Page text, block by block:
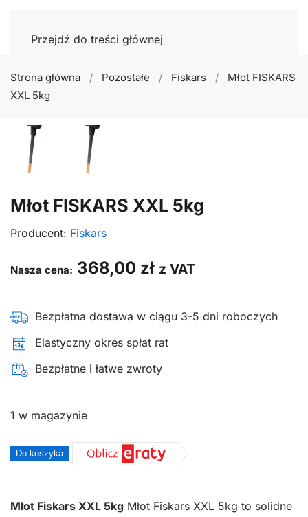
Przejdź do treści głównej
Strona główna Pozostałe Fiskars
Młot FISKARS
XXL 5kg
Młot FISKARS XXL 5kg
Producent: Fiskars
Nasza cena: 368,00 zł z VAT
Bezpłatna dostawa w ciągu 3-5 dni roboczych
Elastyczny okres spłat rat
Bezpłatne i łatwe zwroty
1 w magazynie
ilość
XXL
Do koszyka
Młot Fiskars XXL 5kg Młot Fiskars XXL 5kg to solidne